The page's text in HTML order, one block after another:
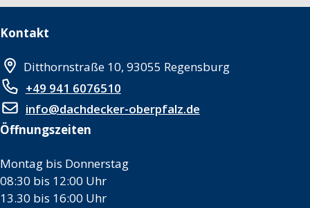
Kontakt
Ditthornstraße 10, 93055 Regensburg
+49 941 6076510
info@dachdecker-oberpfalz.de
Öffnungszeiten
Montag bis Donnerstag
08:30 bis 12:00 Uhr
13.30 bis 16:00 Uhr